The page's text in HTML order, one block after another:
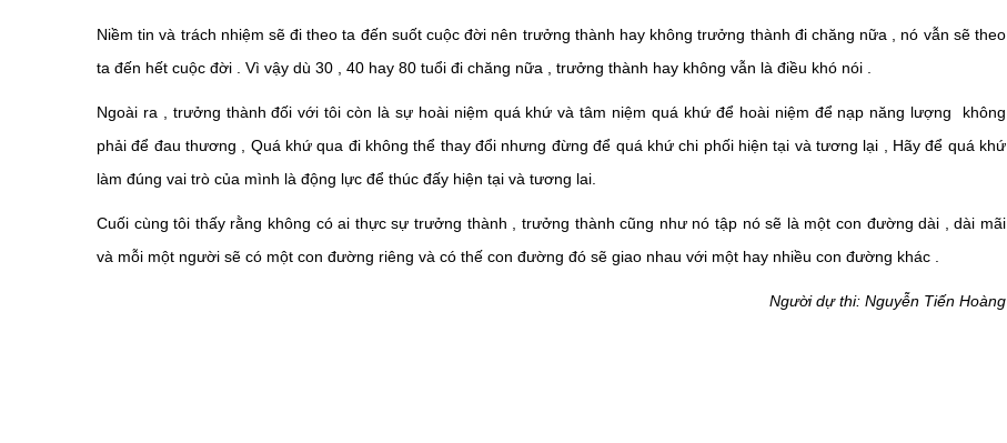
Niềm tin và trách nhiệm sẽ đi theo ta đến suốt cuộc đời nên trưởng thành hay không trưởng thành đi chăng nữa , nó vẫn sẽ theo
ta đến hết cuộc đời . Vì vậy dù 30 , 40 hay 80 tuổi đi chăng nữa , trưởng thành hay không vẫn là điều khó nói .
Ngoài ra , trưởng thành đối với tôi còn là sự hoài niệm quá khứ và tâm niệm quá khứ để hoài niệm để nạp năng lượng không
phải để đau thương , Quá khứ qua đi không thể thay đổi nhưng đừng để quá khứ chi phối hiện tại và tương lại , Hãy để quá khứ
làm đúng vai trò của mình là động lực để thúc đấy hiện tại và tương lai.
Cuối cùng tôi thấy rằng không có ai thực sự trưởng thành , trưởng thành cũng như nó tập nó sẽ là một con đường dài , dài mãi
và mỗi một người sẽ có một con đường riêng và có thế con đường đó sẽ giao nhau với một hay nhiều con đường khác .
Người dự thi: Nguyễn Tiến Hoàng